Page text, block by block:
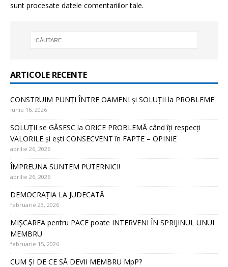
sunt procesate datele comentariilor tale.
ARTICOLE RECENTE
CONSTRUIM PUNȚI ÎNTRE OAMENI și SOLUȚII la PROBLEME
iunie 16, 2026
SOLUȚII se GĂSESC la ORICE PROBLEMĂ când îți respecți
VALORILE și ești CONSECVENT în FAPTE – OPINIE
aprilie 26, 2026
ÎMPREUNA SUNTEM PUTERNICI!
aprilie 26, 2026
DEMOCRAȚIA LA JUDECATĂ
februarie 23, 2026
MIȘCAREA pentru PACE poate INTERVENI ÎN SPRIJINUL UNUI
MEMBRU
februarie 15, 2026
CUM ȘI DE CE SĂ DEVII MEMBRU MpP?